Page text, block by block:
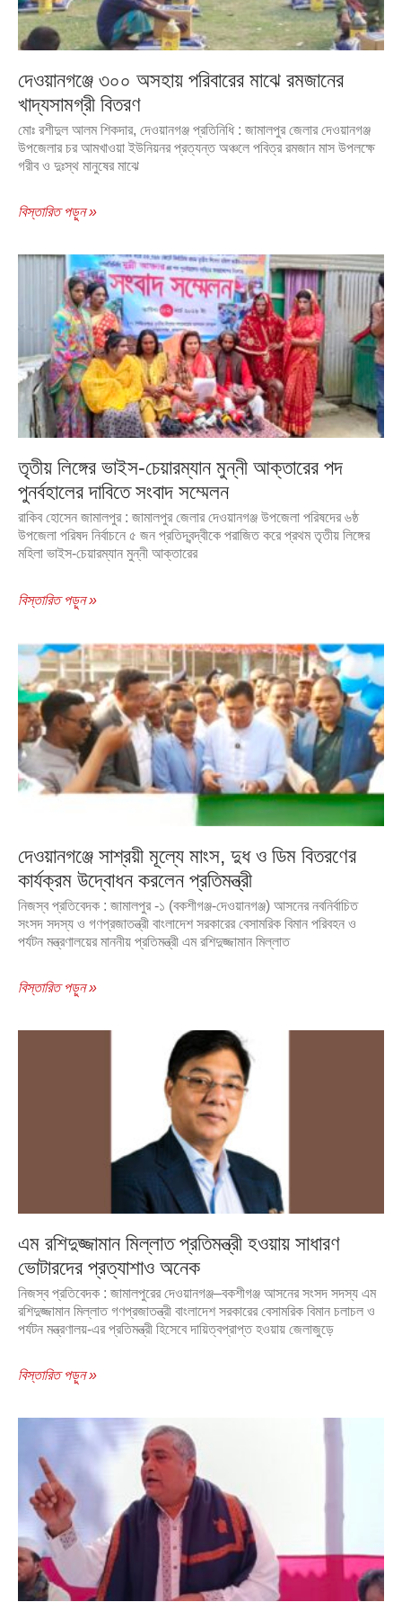
দেওয়ানগঞ্জে ৩০০ অসহায় পরিবারের মাঝে রমজানের
খাদ্যসামগ্রী বিতরণ
মোঃ রশীদুল আলম শিকদার, দেওয়ানগঞ্জ প্রতিনিধি : জামালপুর জেলার দেওয়ানগঞ্জ
উপজেলার চর আমখাওয়া ইউনিয়নর প্রত্যন্ত অঞ্চলে পবিত্র রমজান মাস উপলক্ষে
গরীব ও দুঃস্থ মানুষের মাঝে
বিস্তারিত পড়ুন »
তৃতীয় লিঙ্গের ভাইস-চেয়ারম্যান মুন্নী আক্তারের পদ
পুনর্বহালের দাবিতে সংবাদ সম্মেলন
রাকিব হোসেন জামালপুর : জামালপুর জেলার দেওয়ানগঞ্জ উপজেলা পরিষদের ৬ষ্ঠ
উপজেলা পরিষদ নির্বাচনে ৫ জন প্রতিদ্বন্দ্বীকে পরাজিত করে প্রথম তৃতীয় লিঙ্গের
মহিলা ভাইস-চেয়ারম্যান মুন্নী আক্তারের
বিস্তারিত পড়ুন »
দেওয়ানগঞ্জে সাশ্রয়ী মূল্যে মাংস, দুধ ও ডিম বিতরণের
কার্যক্রম উদ্বোধন করলেন প্রতিমন্ত্রী
নিজস্ব প্রতিবেদক : জামালপুর -১ (বকশীগঞ্জ-দেওয়ানগঞ্জ) আসনের নবনির্বাচিত
সংসদ সদস্য ও গণপ্রজাতন্ত্রী বাংলাদেশ সরকারের বেসামরিক বিমান পরিবহন ও
পর্যটন মন্ত্রণালয়ের মাননীয় প্রতিমন্ত্রী এম রশিদুজ্জামান মিল্লাত
বিস্তারিত পড়ুন »
এম রশিদুজ্জামান মিল্লাত প্রতিমন্ত্রী হওয়ায় সাধারণ
ভোটারদের প্রত্যাশাও অনেক
নিজস্ব প্রতিবেদক : জামালপুরের দেওয়ানগঞ্জ–বকশীগঞ্জ আসনের সংসদ সদস্য এম
রশিদুজ্জামান মিল্লাত গণপ্রজাতন্ত্রী বাংলাদেশ সরকারের বেসামরিক বিমান চলাচল ও
পর্যটন মন্ত্রণালয়-এর প্রতিমন্ত্রী হিসেবে দায়িত্বপ্রাপ্ত হওয়ায় জেলাজুড়ে
বিস্তারিত পড়ুন »